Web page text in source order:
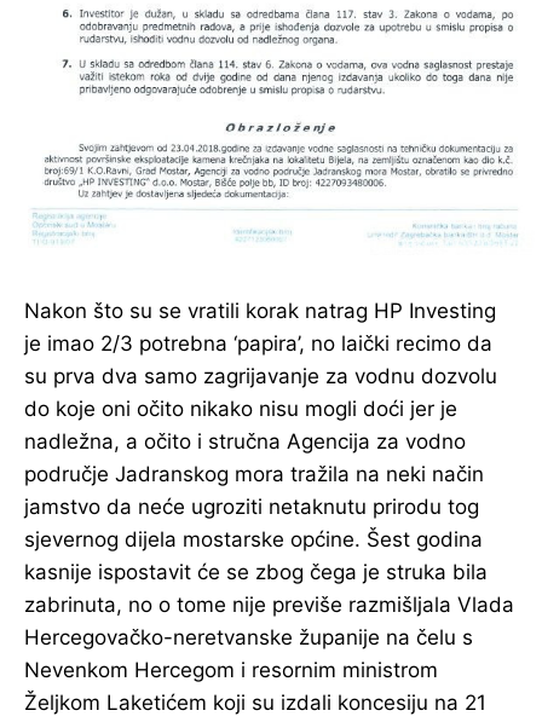
Nakon što su se vratili korak natrag HP Investing
je imao 2/3 potrebna ‘papira’, no laički recimo da
su prva dva samo zagrijavanje za vodnu dozvolu
do koje oni očito nikako nisu mogli doći jer je
nadležna, a očito i stručna Agencija za vodno
područje Jadranskog mora tražila na neki način
jamstvo da neće ugroziti netaknutu prirodu tog
sjevernog dijela mostarske općine. Šest godina
kasnije ispostavit će se zbog čega je struka bila
zabrinuta, no o tome nije previše razmišljala Vlada
Hercegovačko-neretvanske županije na čelu s
Nevenkom Hercegom i resornim ministrom
Željkom Laketićem koji su izdali koncesiju na 21